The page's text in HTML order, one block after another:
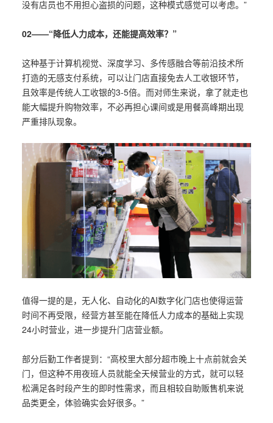
没有店员也不用担心盗损的问题，这种模式感觉可以考虑。”
02——“降低人力成本，还能提高效率？”
这种基于计算机视觉、深度学习、多传感融合等前沿技术所
打造的无感支付系统，可以让门店直接免去人工收银环节，
且效率是传统人工收银的3-5倍。而对师生来说，拿了就走也
能大幅提升购物效率，不必再担心课间或是用餐高峰期出现
严重排队现象。
值得一提的是，无人化、自动化的AI数字化门店也使得运营
时间不再受限，经营方甚至能在降低人力成本的基础上实现
24小时营业，进一步提升门店营业额。
部分后勤工作者提到：“高校里大部分超市晚上十点前就会关
门，但这种不用夜班人员就能全天候营业的方式，就可以轻
松满足各时段产生的即时性需求，而且相较自助贩售机来说
品类更全，体验确实会好很多。”